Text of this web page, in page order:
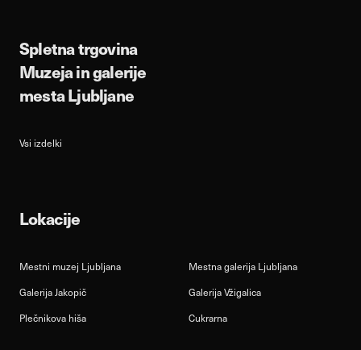
Spletna trgovina
Muzeja in galerije
mesta Ljubljane
Vsi izdelki
Lokacije
Mestni muzej Ljubljana
Mestna galerija Ljubljana
Galerija Jakopič
Galerija Vžigalica
Plečnikova hiša
Cukrarna